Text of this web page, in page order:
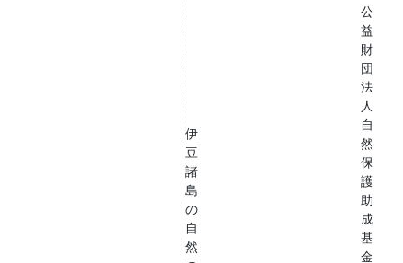
伊
豆
諸
島
の
自
然
公
益
財
団
法
人
自
然
保
護
助
成
基
金